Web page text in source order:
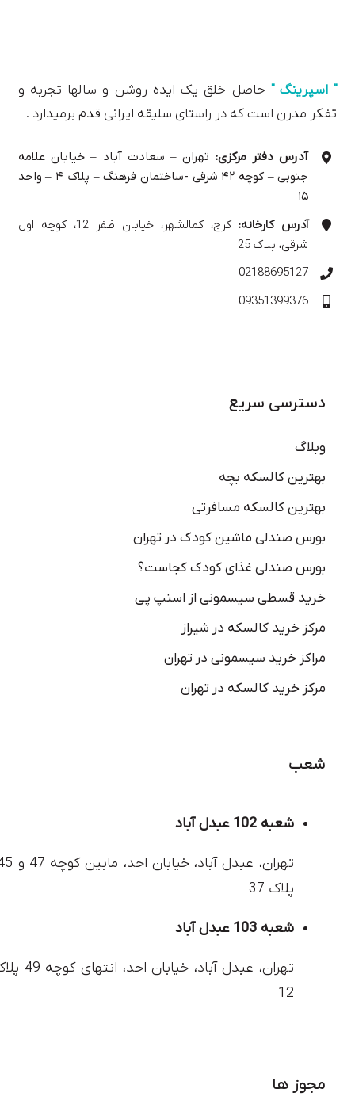
" اسپرینگ " حاصل خلق یک ایده روشن و سالها تجربه و
تفکر مدرن است که در راستای سلیقه ایرانی قدم برمیدارد .
آدرس دفتر مرکزی: تهران – سعادت آباد – خیابان علامه
جنوبی – کوچه ۴۲ شرقی -ساختمان فرهنگ – پلاک ۴ – واحد
۱۵
آدرس کارخانه:
کرج، کمالشهر، خیابان ظفر 12، کوچه اول
شرقی، پلاک 25
02188695127
09351399376
دسترسی سریع
وبلاگ
بهترین کالسکه بچه
بهترین کالسکه مسافرتی
بورس صندلی ماشین کودک در تهران
بورس صندلی غذای کودک کجاست؟
خرید قسطی سیسمونی از اسنپ پی
مرکز خرید کالسکه در شیراز
مراکز خرید سیسمونی در تهران
مرکز خرید کالسکه در تهران
شعب
شعبه 102 عبدل آباد
پلاک 37
شعبه 103 عبدل آباد
تهران، عبدل آباد، خیابان احد،
12
مجوز ها